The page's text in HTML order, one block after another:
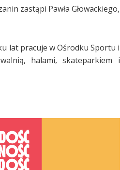
zastąpi Pawła Głowackiego,
lat pracuje w Ośrodku Sportu i
halami, skateparkiem i